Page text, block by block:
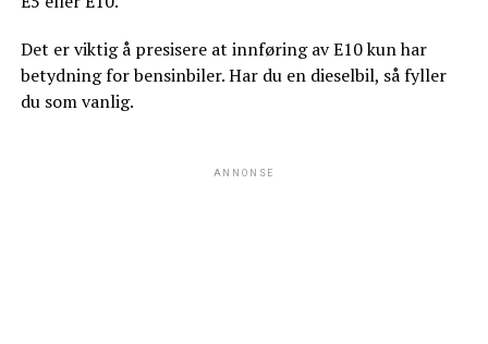
Det er viktig å presisere at innføring av E10 kun har
betydning for bensinbiler. Har du en dieselbil, så fyller
du som vanlig.
ANNONSE